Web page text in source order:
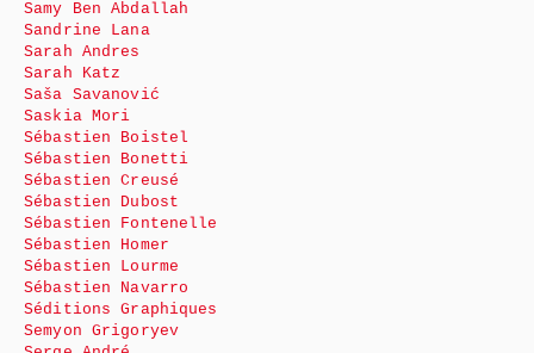
Samy Ben Abdallah
Sandrine Lana
Sarah Andres
Sarah Katz
Saša Savanović
Saskia Mori
Sébastien Boistel
Sébastien Bonetti
Sébastien Creusé
Sébastien Dubost
Sébastien Fontenelle
Sébastien Homer
Sébastien Lourme
Sébastien Navarro
Séditions Graphiques
Semyon Grigoryev